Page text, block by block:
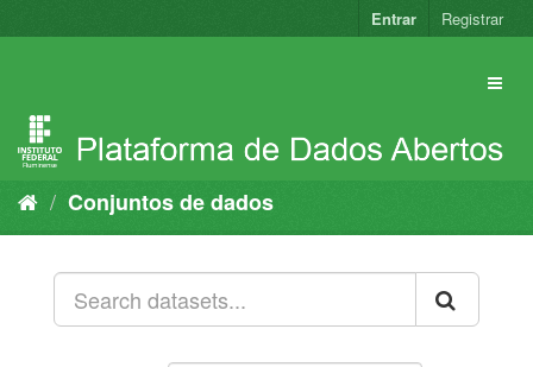
para
Entrar Registrar
Conjuntos de dados